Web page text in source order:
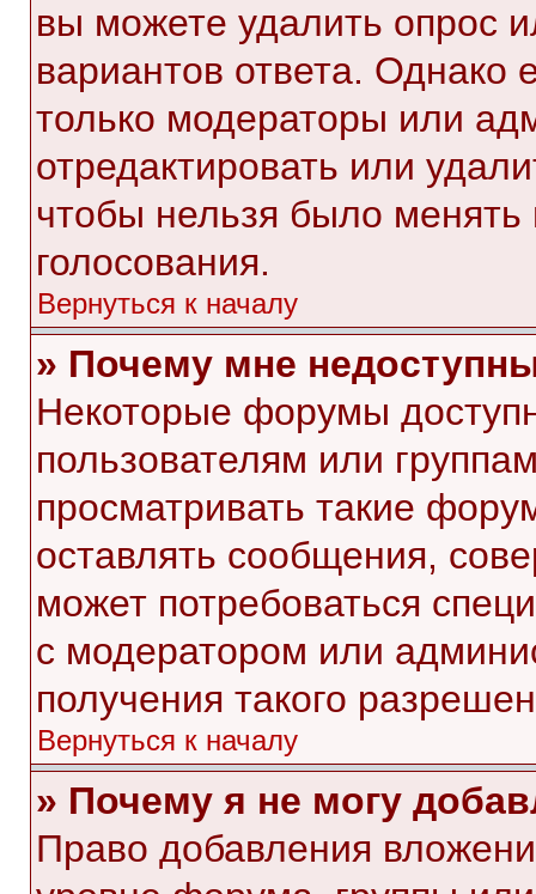
вы можете удалить опрос
вариантов ответа. Однако
только модераторы или
отредактировать или
чтобы нельзя было
голосования.
Вернуться к началу
» Почему мне
Некоторые форумы
пользователям или
просматривать такие
оставлять сообщения,
может потребоваться
с модератором или
получения такого
Вернуться к началу
» Почему я не могу
Право добавления